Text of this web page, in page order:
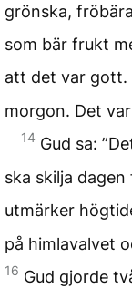
grönska,
som bär frukt
att det var gott.
morgon. Det
14 Gud sa:
ska skilja
utmärker
på himlavalvet
16 Gud gjorde